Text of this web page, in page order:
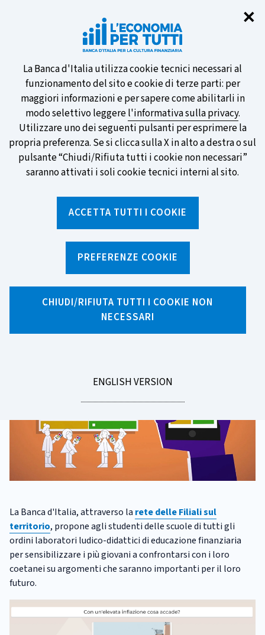
✕
Informativa
sui
cookie
La Banca d'Italia utilizza cookie tecnici necessari al
funzionamento del sito e cookie di terze parti: per
maggiori informazioni e per sapere come abilitarli in
modo selettivo leggerel'informativa sulla privacy.
Utilizzare uno dei seguenti pulsanti per esprimere la
propria preferenza. Se si clicca sulla X in alto a destra o sul
pulsante “Chiudi/Rifiuta tutti i cookie non necessari”
saranno attivati i soli cookie tecnici interni al sito.
ACCETTA TUTTI I COOKIE
PREFERENZE COOKIE
CHIUDI/RIFIUTA TUTTI I COOKIE NON
NECESSARI
GO
ENGLISH VERSION
Partecipa al sondaggio della BCE
sulle nuove banconote e vota la tua
preferita!
SCOPRI DI PIÙ
Facebook
LinkedinWhatsApp
Email
Laboratori didattici
La Banca d'Italia, attraverso la rete delle Filiali sul
territorio, propone agli studenti delle scuole di tutti gli
ordini laboratori ludico-didattici di educazione finanziaria
per sensibilizzare i più giovani a confrontarsi con i loro
coetanei su argomenti che saranno importanti per il loro
futuro.